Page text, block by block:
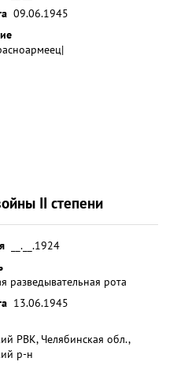
09.06.1945
II степени
__.__.1924
разведывательная рота
13.06.1945
РВК, Челябинская обл.,
р-н